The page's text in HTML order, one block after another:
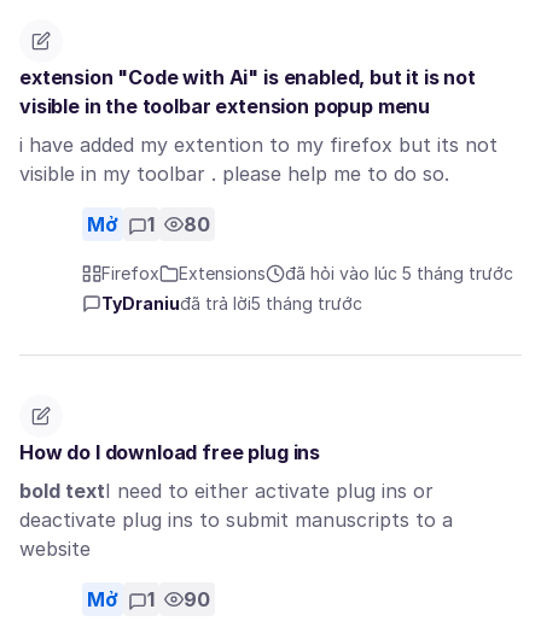
extension "Code with Ai" is enabled, but it is not
visible in the toolbar extension popup menu
i have added my extention to my firefox but its not
visible in my toolbar . please help me to do so.
Mở 1 80
Firefox Extensions
đã hỏi vào lúc 5 tháng trước
TyDraniuđã trả lời5 tháng trước
How do I download free plug ins
bold textI need to either activate plug ins or
deactivate plug ins to submit manuscripts to a
website
Mở 1 90